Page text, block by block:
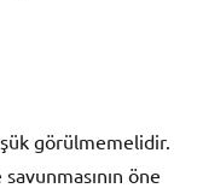
görülmemelidir.
öne